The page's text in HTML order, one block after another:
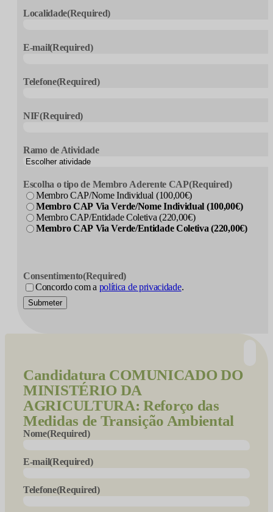
Localidade(Required)
E-mail(Required)
Telefone(Required)
NIF(Required)
Ramo de Atividade
Escolha o tipo de Membro Aderente CAP(Required)
Membro CAP/Nome Individual (100,00€)
Membro CAP Via Verde/Nome Individual (100,00€)
Membro CAP/Entidade Coletiva (220,00€)
Membro CAP Via Verde/Entidade Coletiva (220,00€)
Consentimento(Required)
Concordo com a política de privacidade.
Submeter
Candidatura COMUNICADO DO
MINISTÉRIO DA
AGRICULTURA: Reforço das
Medidas de Transição Ambiental
Nome(Required)
E-mail(Required)
Telefone(Required)